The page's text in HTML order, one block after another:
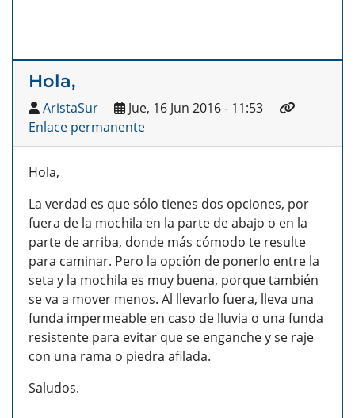
Hola,
AristaSur
Jue, 16 Jun 2016 - 11:53
Enlace permanente
Hola,
La verdad es que sólo tienes dos opciones, por
fuera de la mochila en la parte de abajo o en la
parte de arriba, donde más cómodo te resulte
para caminar. Pero la opción de ponerlo entre la
seta y la mochila es muy buena, porque también
se va a mover menos. Al llevarlo fuera, lleva una
funda impermeable en caso de lluvia o una funda
resistente para evitar que se enganche y se raje
con una rama o piedra afilada.
Saludos.